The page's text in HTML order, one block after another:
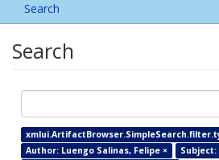
Search
Search
Author: Luengo Salinas, Felipe ×